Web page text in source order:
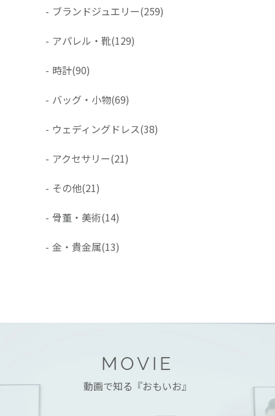
- ブランドジュエリー(259)
- アパレル・靴(129)
- 時計(90)
- バッグ・小物(69)
- ウェディングドレス(38)
- アクセサリー(21)
- その他(21)
- 骨董・美術(14)
- 金・貴金属(13)
MOVIE
動画で知る『おもいお』